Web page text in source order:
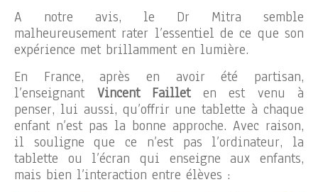
A notre avis, le Dr Mitra semble
malheureusement rater l’essentiel de ce que son
expérience met brillamment en lumière.
En France, après en avoir été partisan,
l’enseignant Vincent Failleten est venu à
penser, lui aussi, qu’offrir une tablette à chaque
enfant n’est pas la bonne approche. Avec raison,
il souligne que ce n’est pas l’ordinateur, la
tablette ou l’écran qui enseigne aux enfants,
mais bien l’interaction entre élèves :